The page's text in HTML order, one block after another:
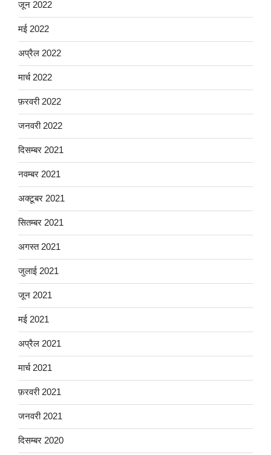
जून 2022
मई 2022
अप्रैल 2022
मार्च 2022
फ़रवरी 2022
जनवरी 2022
दिसम्बर 2021
नवम्बर 2021
अक्टूबर 2021
सितम्बर 2021
अगस्त 2021
जुलाई 2021
जून 2021
मई 2021
अप्रैल 2021
मार्च 2021
फ़रवरी 2021
जनवरी 2021
दिसम्बर 2020